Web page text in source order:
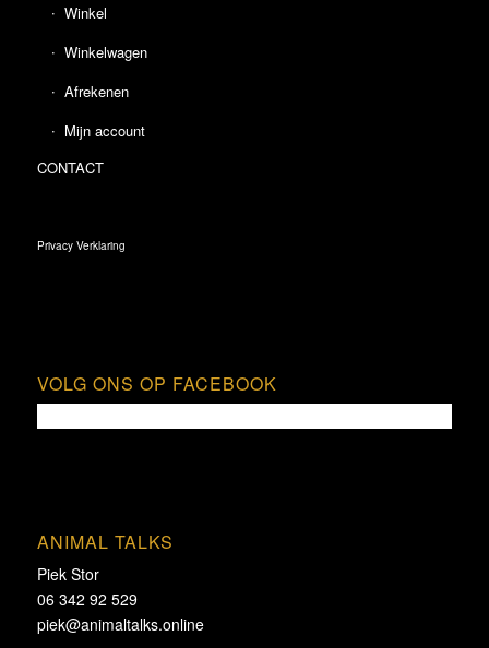
Winkel
Winkelwagen
Afrekenen
Mijn account
CONTACT
Privacy Verklaring
VOLG ONS OP FACEBOOK
ANIMAL TALKS
Piek Stor
06 342 92 529
piek@animaltalks.online